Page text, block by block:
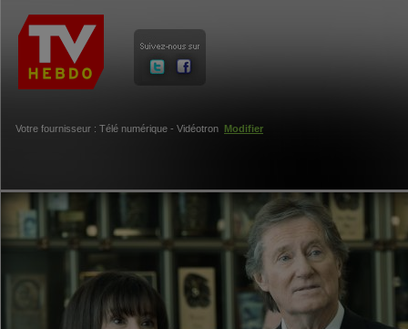
Votre fournisseur : Télé numérique - Vidéotron Modifier